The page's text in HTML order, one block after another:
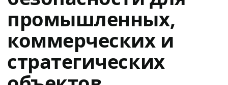
промышленных,
коммерческих и
стратегических